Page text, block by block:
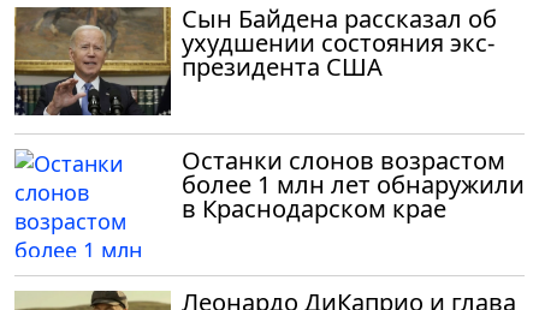
Сын Байдена рассказал об
ухудшении состояния экс-
президента США
Останки слонов возрастом
более 1 млн лет обнаружили
в Краснодарском крае
Леонардо ДиКаприо и глава